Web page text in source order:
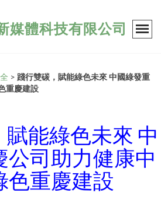
媒體科技有限公司
> 踐行雙碳，賦能綠色未來 中國綠發重
重慶建設
能綠色未來 中
公司助力健康中
色重慶建設